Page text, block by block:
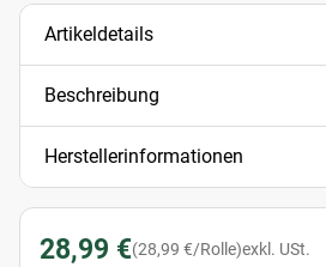
Artikeldetails
Beschreibung
Herstellerinformationen
28,99 €(28,99 €/Rolle)exkl. USt.